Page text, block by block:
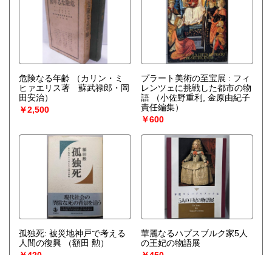
危険なる年齢
（カリン・ミ
ヒァエリス著 蘇武禄郎・岡
田安治）
￥2,500
プラート美術の至宝展 : フィ
レンツェに挑戦した都市の物
語
（小佐野重利, 金原由紀子
責任編集）
￥600
孤独死: 被災地神戸で考える
人間の復興
（額田 勲）
華麗なるハプスブルク家5人
の王妃の物語展